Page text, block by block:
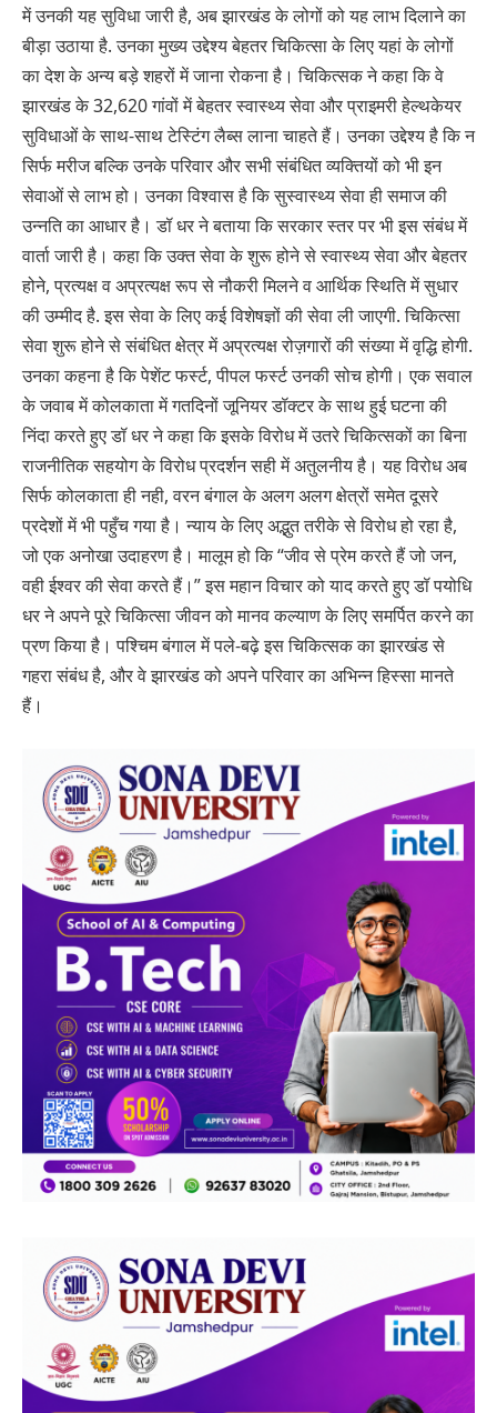
में उनकी यह सुविधा जारी है, अब झारखंड के लोगों को यह लाभ दिलाने का
बीड़ा उठाया है. उनका मुख्य उद्देश्य बेहतर चिकित्सा के लिए यहां के लोगों
का देश के अन्य बड़े शहरों में जाना रोकना है। चिकित्सक ने कहा कि वे
झारखंड के 32,620 गांवों में बेहतर स्वास्थ्य सेवा और प्राइमरी हेल्थकेयर
सुविधाओं के साथ-साथ टेस्टिंग लैब्स लाना चाहते हैं। उनका उद्देश्य है कि न
सिर्फ मरीज बल्कि उनके परिवार और सभी संबंधित व्यक्तियों को भी इन
सेवाओं से लाभ हो। उनका विश्वास है कि सुस्वास्थ्य सेवा ही समाज की
उन्नति का आधार है। डॉ धर ने बताया कि सरकार स्तर पर भी इस संबंध में
वार्ता जारी है। कहा कि उक्त सेवा के शुरू होने से स्वास्थ्य सेवा और बेहतर
होने, प्रत्यक्ष व अप्रत्यक्ष रूप से नौकरी मिलने व आर्थिक स्थिति में सुधार
की उम्मीद है. इस सेवा के लिए कई विशेषज्ञों की सेवा ली जाएगी. चिकित्सा
सेवा शुरू होने से संबंधित क्षेत्र में अप्रत्यक्ष रोज़गारों की संख्या में वृद्धि होगी.
उनका कहना है कि पेशेंट फर्स्ट, पीपल फर्स्ट उनकी सोच होगी। एक सवाल
के जवाब में कोलकाता में गतदिनों जूनियर डॉक्टर के साथ हुई घटना की
निंदा करते हुए डॉ धर ने कहा कि इसके विरोध में उतरे चिकित्सकों का बिना
राजनीतिक सहयोग के विरोध प्रदर्शन सही में अतुलनीय है। यह विरोध अब
सिर्फ कोलकाता ही नही, वरन बंगाल के अलग अलग क्षेत्रों समेत दूसरे
प्रदेशों में भी पहुँच गया है। न्याय के लिए अद्भुत तरीके से विरोध हो रहा है,
जो एक अनोखा उदाहरण है। मालूम हो कि “जीव से प्रेम करते हैं जो जन,
वही ईश्वर की सेवा करते हैं।” इस महान विचार को याद करते हुए डॉ पयोधि
धर ने अपने पूरे चिकित्सा जीवन को मानव कल्याण के लिए समर्पित करने का
प्रण किया है। पश्चिम बंगाल में पले-बढ़े इस चिकित्सक का झारखंड से
गहरा संबंध है, और वे झारखंड को अपने परिवार का अभिन्न हिस्सा मानते
हैं।